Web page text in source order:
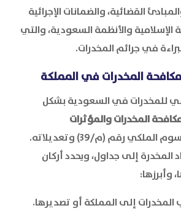
القضائية، والضمانات الإجرائية
الإسلامية والأنظمة السعودية، والتي
في جرائم المخدرات.
للمخدرات في السعودية بشكل
المخدرات والمؤثرات
الصادر بالمرسوم الملكي رقم (م/39) وتعديلاته.
المخدرة إلى جداول، ويحدد أركان
وأبرزها:
المخدرات إلى المملكة أو تصديرها.